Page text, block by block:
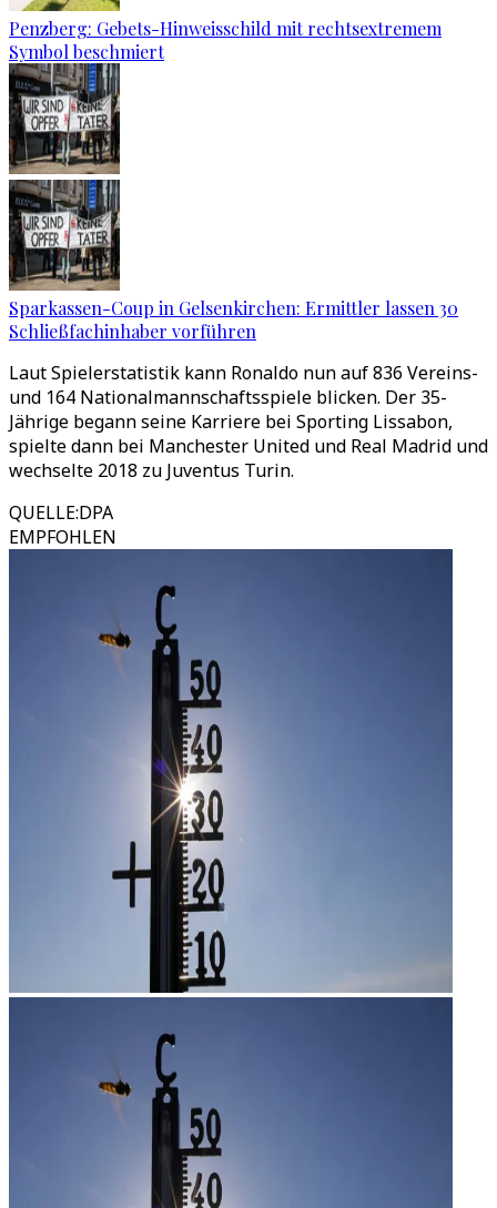
Penzberg: Gebets-Hinweisschild mit rechtsextremem
Symbol beschmiert
Sparkassen-Coup in Gelsenkirchen: Ermittler lassen 30
Schließfachinhaber vorführen
Laut Spielerstatistik kann Ronaldo nun auf 836 Vereins-
und 164 Nationalmannschaftsspiele blicken. Der 35-
Jährige begann seine Karriere bei Sporting Lissabon,
spielte dann bei Manchester United und Real Madrid und
wechselte 2018 zu Juventus Turin.
QUELLE:DPA
EMPFOHLEN